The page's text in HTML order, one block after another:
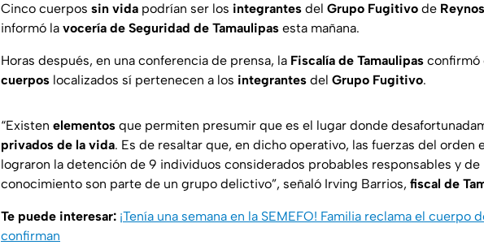
Cinco cuerpos sin vida podrían ser los integrantes del Grupo Fugitivo de
informó la vocería de Seguridad de Tamaulipas esta mañana.
Horas después, en una conferencia de prensa, la Fiscalía de Tamaulipas
cuerpos localizados sí pertenecen a los integrantes del Grupo Fugitivo.
“Existen elementos que permiten presumir que es el lugar donde
privados de la vida. Es de resaltar que, en dicho operativo, las fuerzas del orden
lograron la detención de 9 individuos considerados probables responsables y de
conocimiento son parte de un grupo delictivo”, señaló Irving Barrios, fiscal de
Te puede interesar: ¡Tenía una semana en la SEMEFO! Familia reclama el cuerpo
confirman